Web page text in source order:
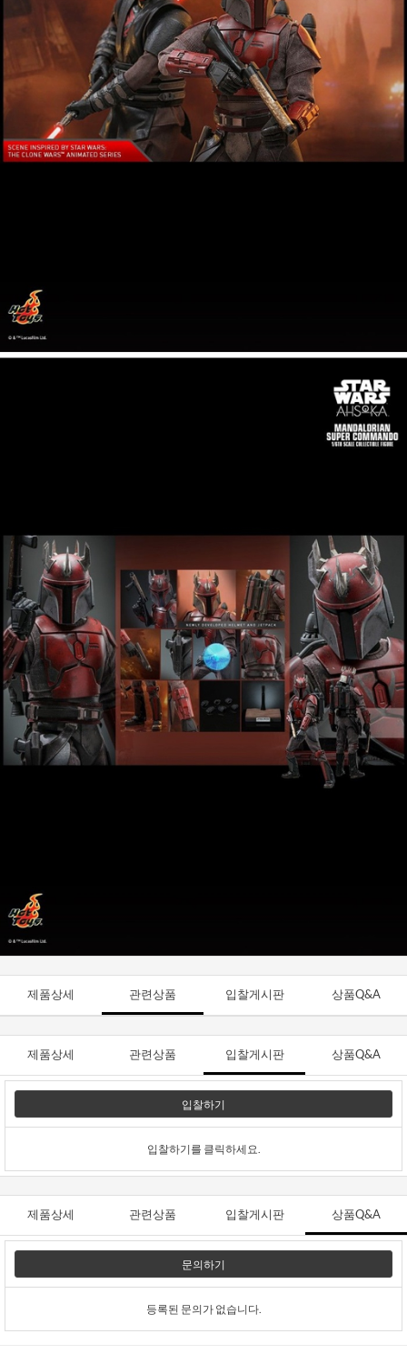
제품상세 관련상품 입찰게시판 상품Q&A
제품상세 관련상품 입찰게시판 상품Q&A
입찰하기
입찰하기를 클릭하세요.
제품상세 관련상품 입찰게시판 상품Q&A
문의하기
등록된 문의가 없습니다.